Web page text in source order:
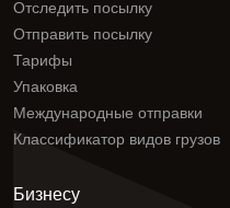
Отследить посылку
Отправить посылку
Тарифы
Упаковка
Международные отправки
Классификатор видов грузов
Бизнесу